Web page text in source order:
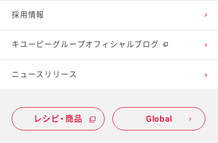
採用情報
キユーピーグループオフィシャルブログ
ニュースリリース
レシピ・商品 Global